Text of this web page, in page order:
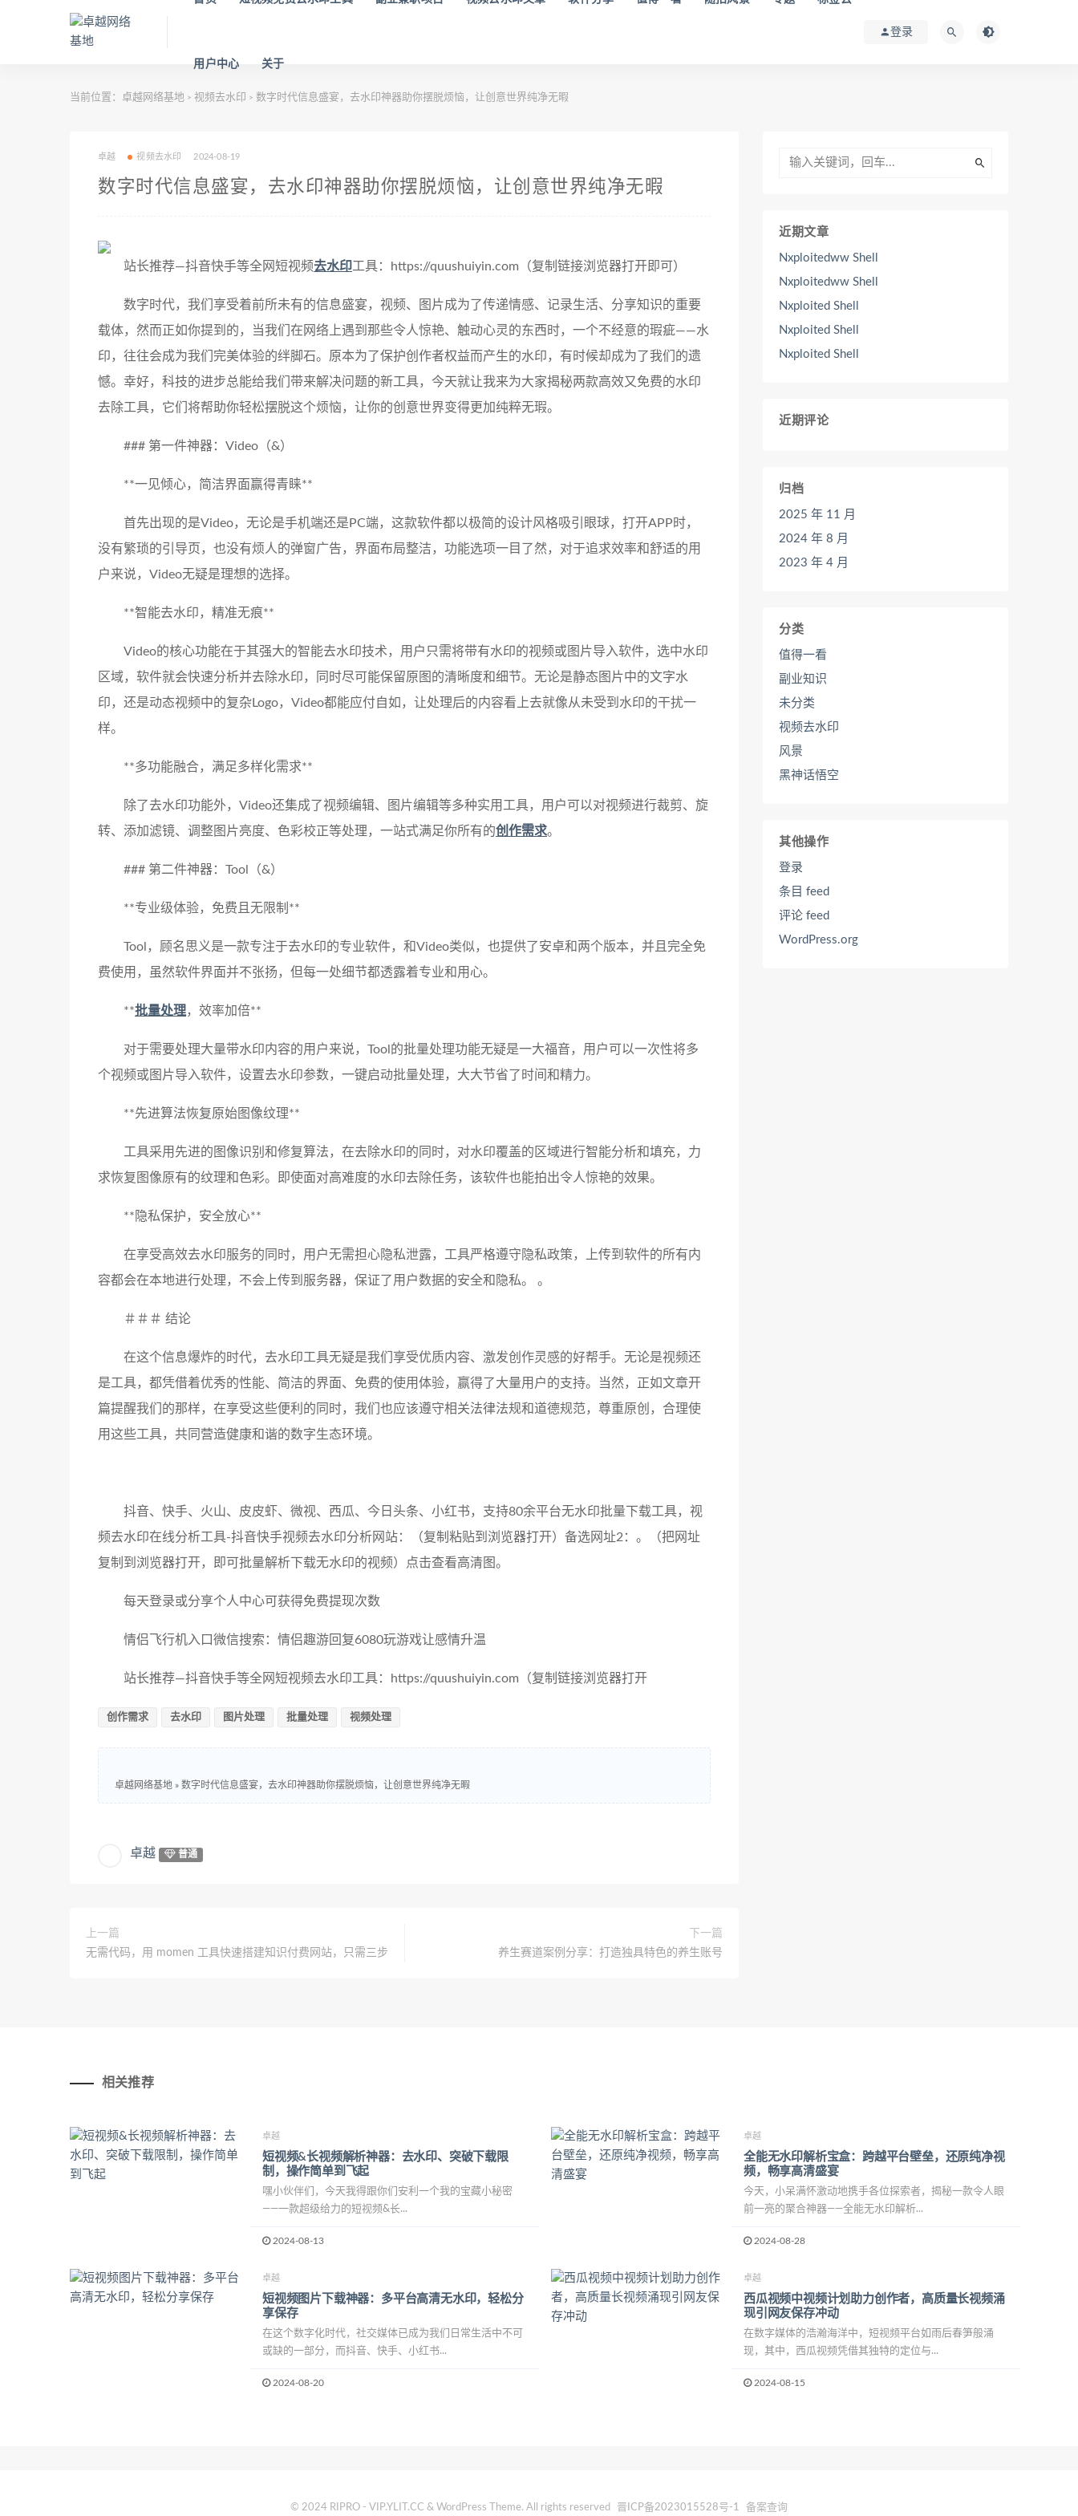
用户中心 关于
登录
当前位置： 卓越网络基地 > 视频去水印 > 数字时代信息盛宴，去水印神器助你摆脱烦恼，让创意世界纯净无暇
卓越 视频去水印 2024-08-19
数字时代信息盛宴，去水印神器助你摆脱烦恼，让创意世界纯净无暇
站长推荐—抖音快手等全网短视频去水印工具：https://quushuiyin.com（复制链接浏览器打开即可）
数字时代，我们享受着前所未有的信息盛宴，视频、图片成为了传递情感、记录生活、分享知识的重要
载体，然而正如你提到的，当我们在网络上遇到那些令人惊艳、触动心灵的东西时，一个不经意的瑕疵——水
印，往往会成为我们完美体验的绊脚石。原本为了保护创作者权益而产生的水印，有时候却成为了我们的遗
憾。幸好，科技的进步总能给我们带来解决问题的新工具，今天就让我来为大家揭秘两款高效又免费的水印
去除工具，它们将帮助你轻松摆脱这个烦恼，让你的创意世界变得更加纯粹无瑕。
### 第一件神器：Video（&）
**一见倾心，简洁界面赢得青睐**
首先出现的是Video，无论是手机端还是PC端，这款软件都以极简的设计风格吸引眼球，打开APP时，
没有繁琐的引导页，也没有烦人的弹窗广告，界面布局整洁，功能选项一目了然，对于追求效率和舒适的用
户来说，Video无疑是理想的选择。
**智能去水印，精准无痕**
Video的核心功能在于其强大的智能去水印技术，用户只需将带有水印的视频或图片导入软件，选中水印
区域，软件就会快速分析并去除水印，同时尽可能保留原图的清晰度和细节。无论是静态图片中的文字水
印，还是动态视频中的复杂Logo，Video都能应付自如，让处理后的内容看上去就像从未受到水印的干扰一
样。
**多功能融合，满足多样化需求**
除了去水印功能外，Video还集成了视频编辑、图片编辑等多种实用工具，用户可以对视频进行裁剪、旋
转、添加滤镜、调整图片亮度、色彩校正等处理，一站式满足你所有的创作需求。
### 第二件神器：Tool（&）
**专业级体验，免费且无限制**
Tool，顾名思义是一款专注于去水印的专业软件，和Video类似，也提供了安卓和两个版本，并且完全免
费使用，虽然软件界面并不张扬，但每一处细节都透露着专业和用心。
**批量处理，效率加倍**
对于需要处理大量带水印内容的用户来说，Tool的批量处理功能无疑是一大福音，用户可以一次性将多
个视频或图片导入软件，设置去水印参数，一键启动批量处理，大大节省了时间和精力。
**先进算法恢复原始图像纹理**
工具采用先进的图像识别和修复算法，在去除水印的同时，对水印覆盖的区域进行智能分析和填充，力
求恢复图像原有的纹理和色彩。即使面对高难度的水印去除任务，该软件也能拍出令人惊艳的效果。
**隐私保护，安全放心**
在享受高效去水印服务的同时，用户无需担心隐私泄露，工具严格遵守隐私政策，上传到软件的所有内
容都会在本地进行处理，不会上传到服务器，保证了用户数据的安全和隐私。 。
＃＃＃ 结论
在这个信息爆炸的时代，去水印工具无疑是我们享受优质内容、激发创作灵感的好帮手。无论是视频还
是工具，都凭借着优秀的性能、简洁的界面、免费的使用体验，赢得了大量用户的支持。当然，正如文章开
篇提醒我们的那样，在享受这些便利的同时，我们也应该遵守相关法律法规和道德规范，尊重原创，合理使
用这些工具，共同营造健康和谐的数字生态环境。
抖音、快手、火山、皮皮虾、微视、西瓜、今日头条、小红书，支持80余平台无水印批量下载工具，视
频去水印在线分析工具-抖音快手视频去水印分析网站：（复制粘贴到浏览器打开）备选网址2：。（把网址
复制到浏览器打开，即可批量解析下载无水印的视频）点击查看高清图。
每天登录或分享个人中心可获得免费提现次数
情侣飞行机入口微信搜索：情侣趣游回复6080玩游戏让感情升温
站长推荐—抖音快手等全网短视频去水印工具：https://quushuiyin.com（复制链接浏览器打开
创作需求 去水印 图片处理 批量处理 视频处理
卓越网络基地 » 数字时代信息盛宴，去水印神器助你摆脱烦恼，让创意世界纯净无暇
卓越 普通
上一篇
无需代码，用 momen 工具快速搭建知识付费网站，只需三步
下一篇
养生赛道案例分享：打造独具特色的养生账号
近期文章
Nxploitedww Shell
Nxploitedww Shell
Nxploited Shell
Nxploited Shell
Nxploited Shell
近期评论
归档
2025 年 11 月
2024 年 8 月
2023 年 4 月
分类
值得一看
副业知识
未分类
视频去水印
风景
黑神话悟空
其他操作
登录
条目 feed
评论 feed
WordPress.org
相关推荐
卓越
短视频&长视频解析神器：去水印、突破下载限
制，操作简单到飞起
嘿小伙伴们，今天我得跟你们安利一个我的宝藏小秘密
——一款超级给力的短视频&长...
2024-08-13
卓越
全能无水印解析宝盒：跨越平台壁垒，还原纯净视
频，畅享高清盛宴
今天，小呆满怀激动地携手各位探索者，揭秘一款令人眼
前一亮的聚合神器——全能无水印解析...
2024-08-28
卓越
短视频图片下载神器：多平台高清无水印，轻松分
享保存
在这个数字化时代，社交媒体已成为我们日常生活中不可
或缺的一部分，而抖音、快手、小红书...
2024-08-20
卓越
西瓜视频中视频计划助力创作者，高质量长视频涌
现引网友保存冲动
在数字媒体的浩瀚海洋中，短视频平台如雨后春笋般涌
现，其中，西瓜视频凭借其独特的定位与...
2024-08-15
© 2024 RIPRO - VIP.YLIT.CC & WordPress Theme. All rights reserved 晋ICP备2023015528号-1 备案查询